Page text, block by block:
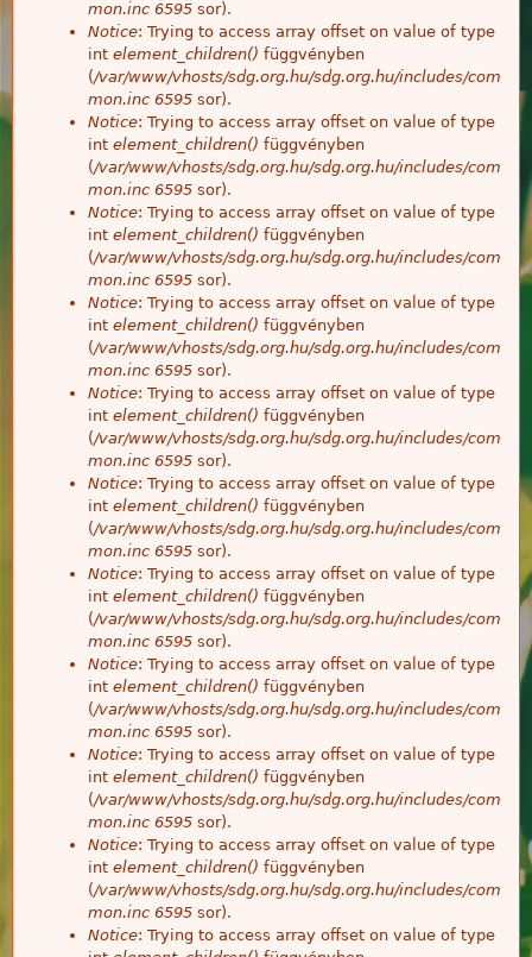
mon.inc 6595 sor).
Notice: Trying to access array offset on value of type
int element_children() függvényben
(/var/www/vhosts/sdg.org.hu/sdg.org.hu/includes/com
mon.inc 6595 sor).
Notice: Trying to access array offset on value of type
int element_children() függvényben
(/var/www/vhosts/sdg.org.hu/sdg.org.hu/includes/com
mon.inc 6595 sor).
Notice: Trying to access array offset on value of type
int element_children() függvényben
(/var/www/vhosts/sdg.org.hu/sdg.org.hu/includes/com
mon.inc 6595 sor).
Notice: Trying to access array offset on value of type
int element_children() függvényben
(/var/www/vhosts/sdg.org.hu/sdg.org.hu/includes/com
mon.inc 6595 sor).
Notice: Trying to access array offset on value of type
int element_children() függvényben
(/var/www/vhosts/sdg.org.hu/sdg.org.hu/includes/com
mon.inc 6595 sor).
Notice: Trying to access array offset on value of type
int element_children() függvényben
(/var/www/vhosts/sdg.org.hu/sdg.org.hu/includes/com
mon.inc 6595 sor).
Notice: Trying to access array offset on value of type
int element_children() függvényben
(/var/www/vhosts/sdg.org.hu/sdg.org.hu/includes/com
mon.inc 6595 sor).
Notice: Trying to access array offset on value of type
int element_children() függvényben
(/var/www/vhosts/sdg.org.hu/sdg.org.hu/includes/com
mon.inc 6595 sor).
Notice: Trying to access array offset on value of type
int element_children() függvényben
(/var/www/vhosts/sdg.org.hu/sdg.org.hu/includes/com
mon.inc 6595 sor).
Notice: Trying to access array offset on value of type
int element_children() függvényben
(/var/www/vhosts/sdg.org.hu/sdg.org.hu/includes/com
mon.inc 6595 sor).
Notice: Trying to access array offset on value of type